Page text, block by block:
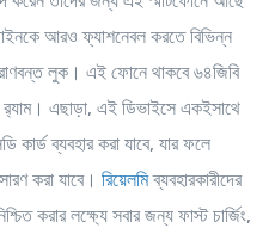
আরও ফ্যাশনেবল করতে বিভিন্ন
লুক। এই ফোনে থাকবে ৬৪জিবি
র‍্যাম। এছাড়া, এই ডিভাইসে একইসাথে
কার্ড ব্যবহার করা যাবে, যার ফলে
করা যাবে। রিয়েলমিব্যবহারকারীদের
করার লক্ষ্যে সবার জন্য ফাস্ট চার্জিং,